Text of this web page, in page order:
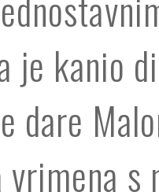
je kanio
dare
vrimena